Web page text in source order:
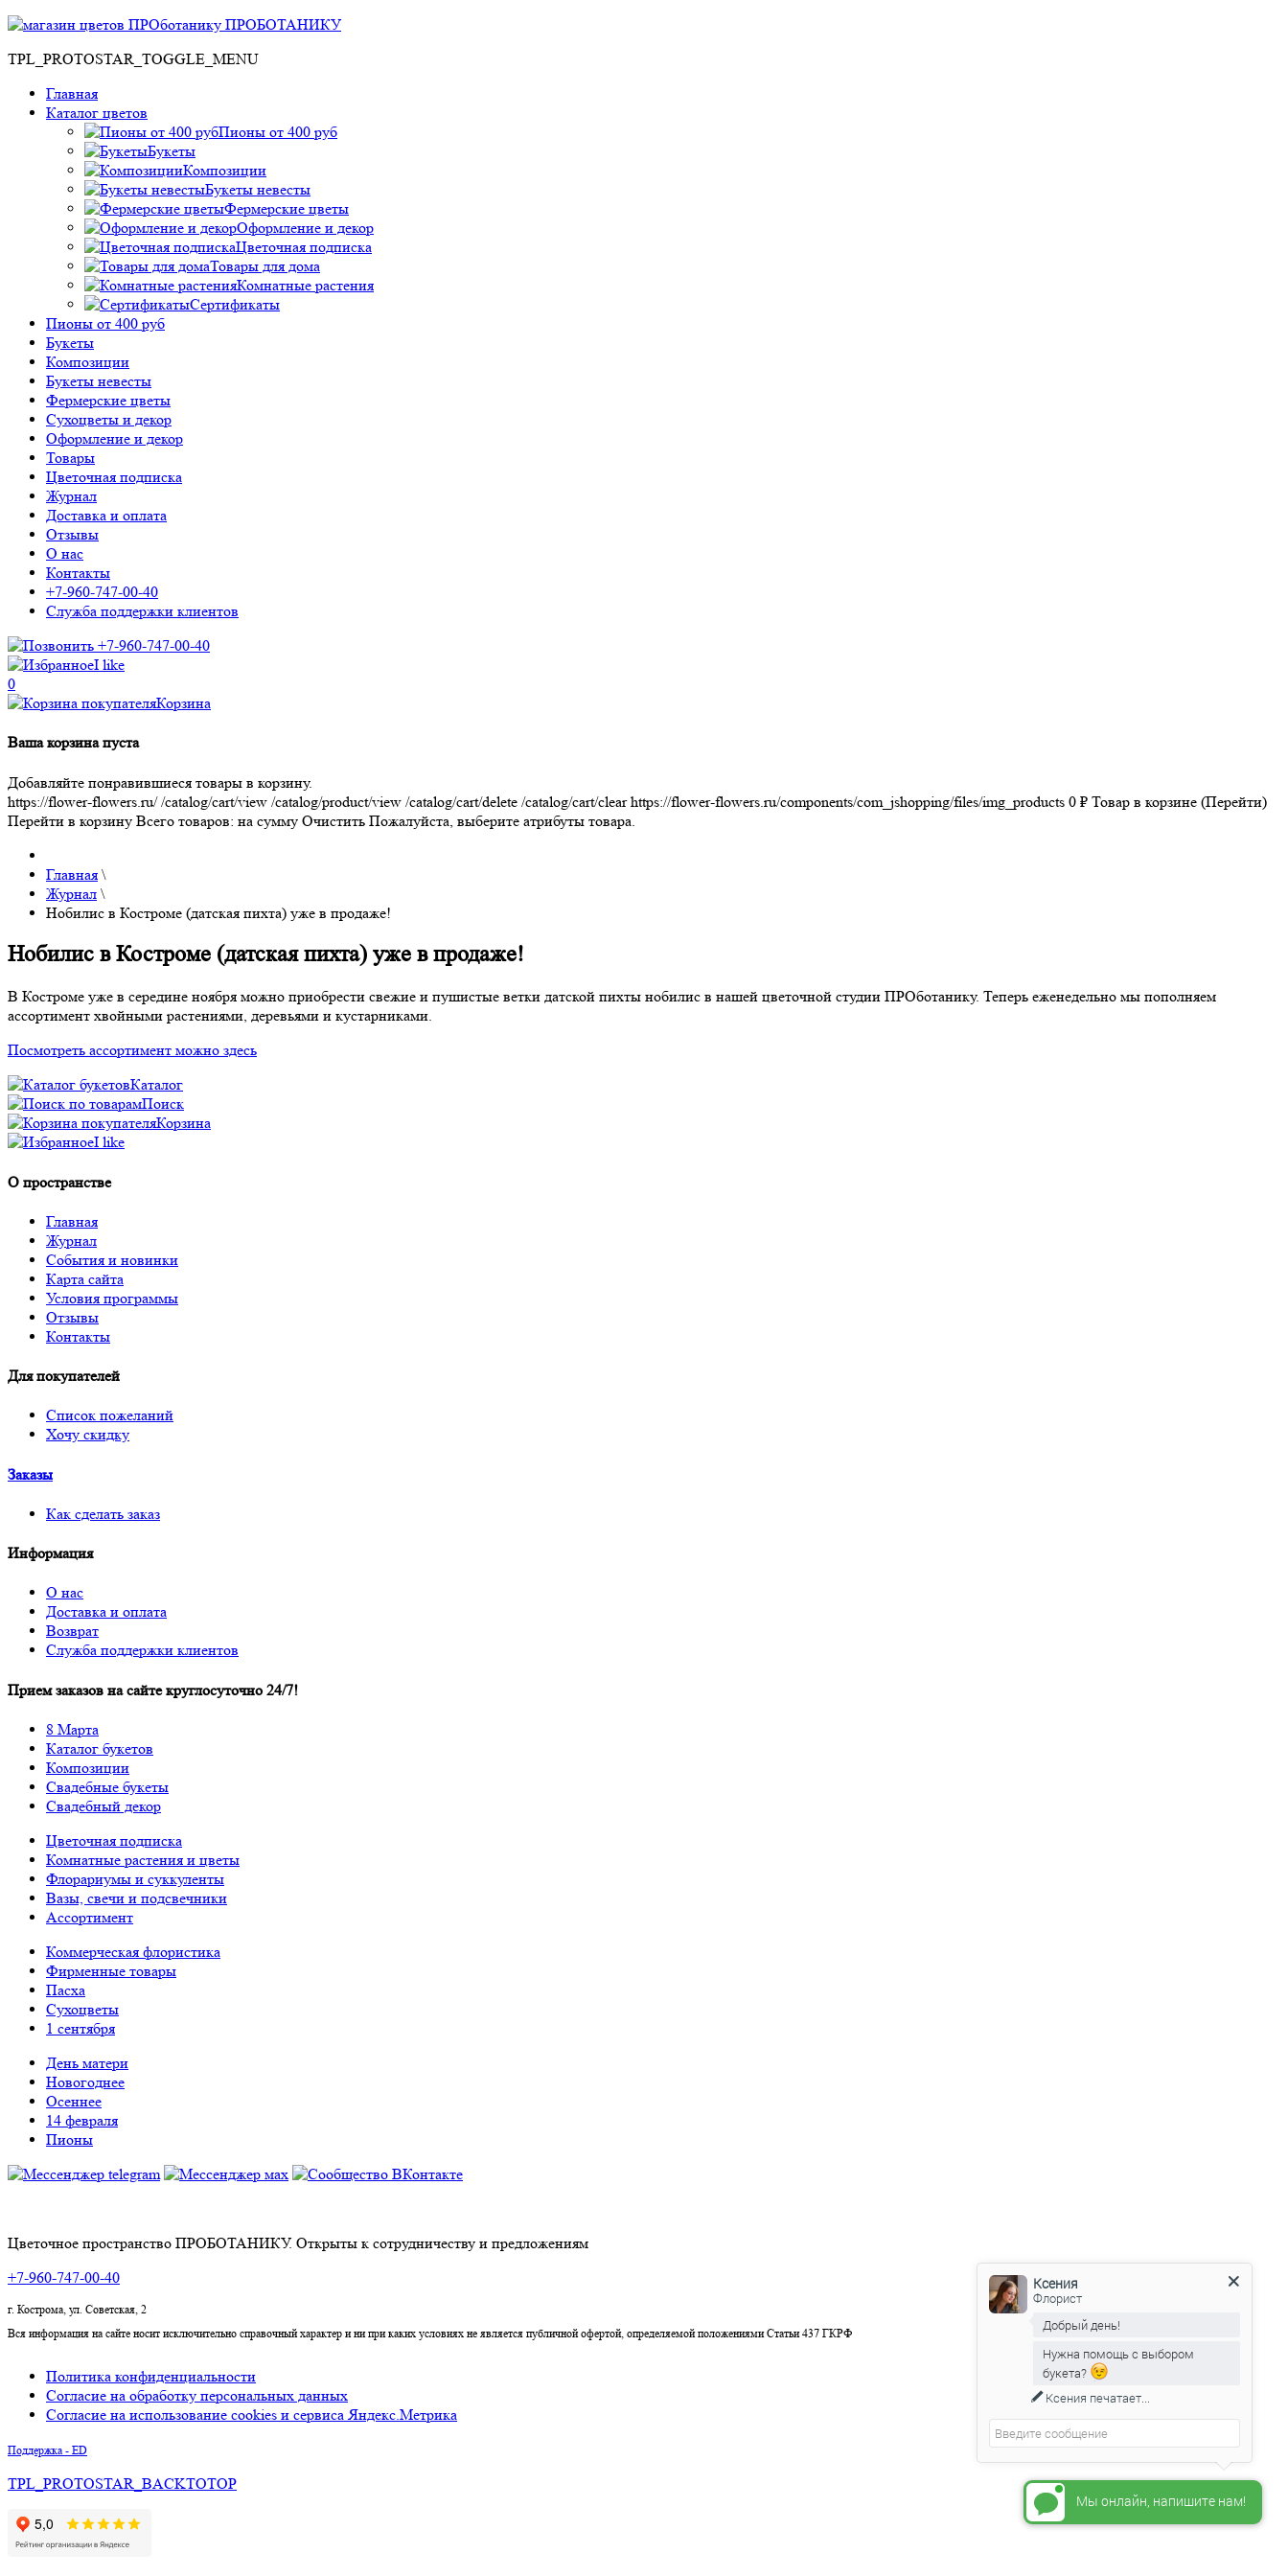
ПРОБОТАНИКУ
TPL_PROTOSTAR_TOGGLE_MENU
Главная
Каталог цветов
Пионы от 400 руб
Букеты
Композиции
Букеты невесты
Фермерские цветы
Оформление и декор
Цветочная подписка
Товары для дома
Комнатные растения
Сертификаты
Пионы от 400 руб
Букеты
Композиции
Букеты невесты
Фермерские цветы
Сухоцветы и декор
Оформление и декор
Товары
Цветочная подписка
Журнал
Доставка и оплата
Отзывы
О нас
Контакты
+7-960-747-00-40
Служба поддержки клиентов
+7-960-747-00-40
I like
0
Корзина
Ваша корзина пуста
Добавляйте понравившиеся товары в корзину.
https://flower-flowers.ru/ /catalog/cart/view /catalog/product/view /catalog/cart/delete /catalog/cart/clear https://flower-flowers.ru/components/com_jshopping/files/img_products 0 ₽ Товар в корзине (Перейти)
Перейти в корзину Всего товаров: на сумму Очистить Пожалуйста, выберите атрибуты товара.
Главная \
Журнал \
Нобилис в Костроме (датская пихта) уже в продаже!
Нобилис в Костроме (датская пихта) уже в продаже!
В Костроме уже в середине ноября можно приобрести свежие и пушистые ветки датской пихты нобилис в нашей цветочной студии ПРОботанику. Теперь еженедельно мы пополняем
ассортимент хвойными растениями, деревьями и кустарниками.
Посмотреть ассортимент можно здесь
Каталог
Поиск
Корзина
I like
О пространстве
Главная
Журнал
События и новинки
Карта сайта
Условия программы
Отзывы
Контакты
Для покупателей
Список пожеланий
Хочу скидку
Заказы
Как сделать заказ
Информация
О нас
Доставка и оплата
Возврат
Служба поддержки клиентов
Прием заказов на сайте круглосуточно 24/7!
8 Марта
Каталог букетов
Композиции
Свадебные букеты
Свадебный декор
Цветочная подписка
Комнатные растения и цветы
Флорариумы и суккуленты
Вазы, свечи и подсвечники
Ассортимент
Коммерческая флористика
Фирменные товары
Пасха
Сухоцветы
1 сентября
День матери
Новогоднее
Осеннее
14 февраля
Пионы
Цветочное пространство ПРОБОТАНИКУ. Открыты к сотрудничеству и предложениям
+7-960-747-00-40
г. Кострома, ул. Советская, 2
Вся информация на сайте носит исключительно справочный характер и ни при каких условиях не является публичной офертой, определяемой положениями Статьи 437 ГКРФ
Политика конфиденциальности
Согласие на обработку персональных данных
Согласие на использование cookies и сервиса Яндекс.Метрика
Поддержка - ED
TPL_PROTOSTAR_BACKTOTOP
Мы онлайн, напишите нам!
Ксения
Флорист
Добрый день!
Нужна помощь с выбором
букета?
Ксения печатает...